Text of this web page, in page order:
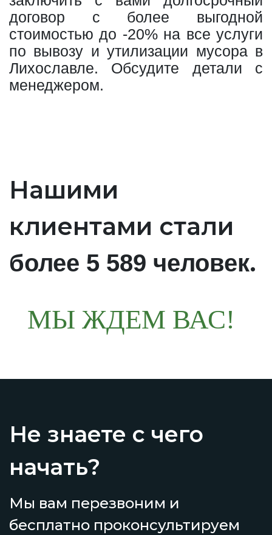
договор с более выгодной
стоимостью до -20% на все услуги
по вывозу и утилизации мусора в
Лихославле. Обсудите детали с
менеджером.
Нашими
клиентами стали
более 5 589 человек.
МЫ ЖДЕМ ВАС!
Не знаете с чего
начать?
Мы вам перезвоним и
бесплатно проконсультируем